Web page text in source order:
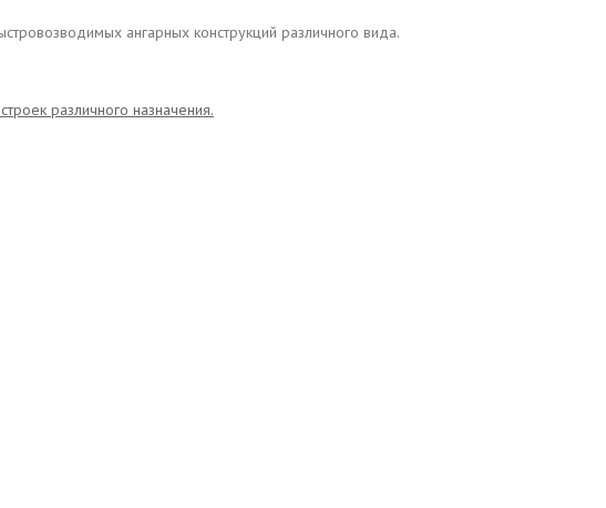
ангарных конструкций различного вида.
различного назначения.